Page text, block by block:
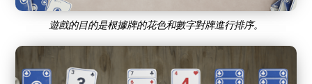
遊戲的目的是根據牌的花色和數字對牌進行排序。